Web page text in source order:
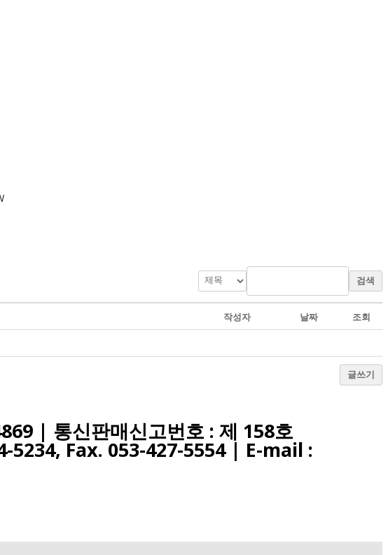
검색
작성자 날짜 조회
글쓰기
| 통신판매신고번호 : 제 158호
5234, Fax. 053-427-5554| E-mail :